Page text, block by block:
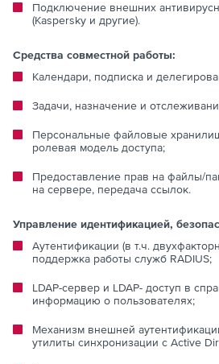
Подключение внешних
(Kaspersky и другие).
Средства совместной работы:
Календари, подписка и
Задачи, назначение и
Персональные файловые
ролевая модель доступа;
Предоставление прав на файлы/
на сервере, передача ссылок.
Управление идентификацией,
Аутентификации (в т.ч.
поддержка работы служб RADIUS;
LDAP-сервер и LDAP- доступ в
информацию о пользователях;
Механизм внешней
утилиты синхронизации с Active